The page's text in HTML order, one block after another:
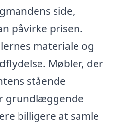
side,
påvirke prisen.
materiale og
Møbler, der
stående
grundlæggende
billigere at samle